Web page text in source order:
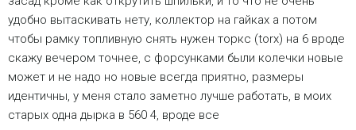
удобно вытаскивать нету, коллектор на гайках а потом
чтобы рамку топливную снять нужен торкс (torx) на 6 вроде
скажу вечером точнее, с форсунками были колечки новые
может и не надо но новые всегда приятно, размеры
идентичны, у меня стало заметно лучше работать, в моих
старых одна дырка в 560 4, вроде все